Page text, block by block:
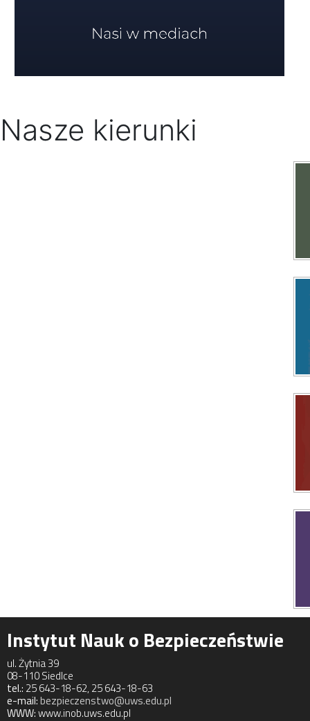
Nasze kierunki
Instytut Nauk o Bezpieczeństwie
ul. Żytnia 39
08-110 Siedlce
tel.: 25 643-18-62, 25 643-18-63
e-mail:bezpieczenstwo@uws.edu.pl
WWW:www.inob.uws.edu.pl